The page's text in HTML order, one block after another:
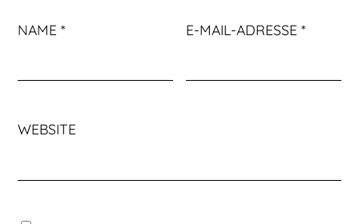
NAME* E-MAIL-ADRESSE*
WEBSITE